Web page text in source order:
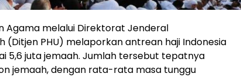
Agama melalui Direktorat Jenderal
(Ditjen PHU) melaporkan antrean haji Indonesia
5,6 juta jemaah. Jumlah tersebut tepatnya
jemaah, dengan rata-rata masa tunggu